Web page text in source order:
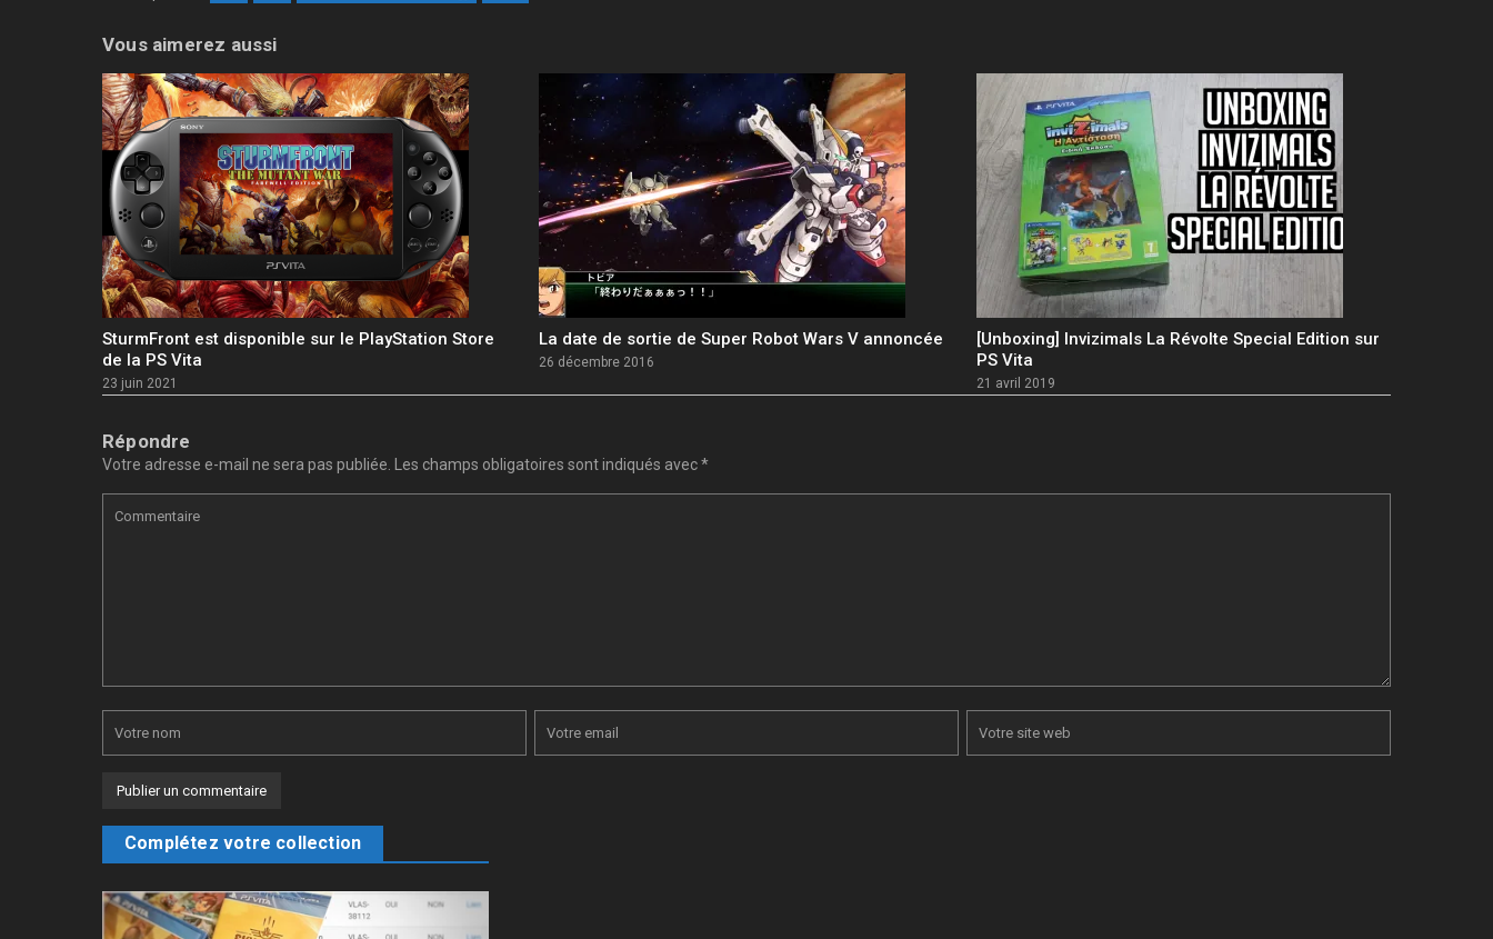
Vous aimerez aussi
SturmFront est disponible sur le PlayStation Store
de la PS Vita
23 juin 2021
La date de sortie de Super Robot Wars V annoncée
26 décembre 2016
[Unboxing] Invizimals La Révolte Special Edition sur
PS Vita
21 avril 2019
Répondre
Votre adresse e-mail ne sera pas publiée. Les champs obligatoires sont indiqués avec*
Complétez votre collection